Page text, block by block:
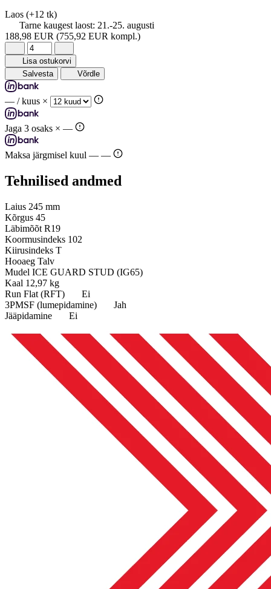
Laos (+12 tk)
Tarne kaugest laost: 21.-25. augusti
188,98 EUR (755,92 EUR kompl.)
Lisa ostukorvi
Salvesta
Võrdle
— / kuus ×
Jaga 3 osaks × —
Maksa järgmisel kuul — —
Tehnilised andmed
Laius 245 mm
Kõrgus 45
Läbimõõt R19
Koormusindeks 102
Kiirusindeks T
Hooaeg Talv
Mudel ICE GUARD STUD (IG65)
Kaal 12,97 kg
Run Flat (RFT)
Ei
3PMSF (lumepidamine)
Jah
Jääpidamine
Ei